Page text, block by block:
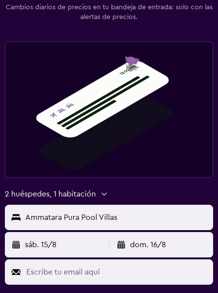
Cambios diarios de precios en tu bandeja de entrada: solo con las
alertas de precios.
2 huéspedes, 1 habitación
Ammatara Pura Pool Villas
sáb. 15/8 dom. 16/8